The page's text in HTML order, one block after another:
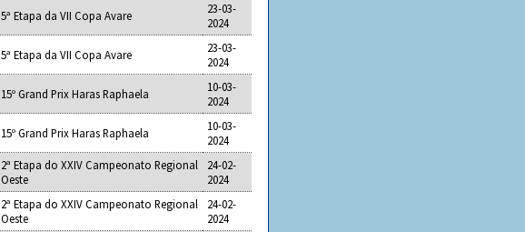
5ª Etapa da VII Copa Avare
23-03-
2024
5ª Etapa da VII Copa Avare
23-03-
2024
15º Grand Prix Haras Raphaela
10-03-
2024
15º Grand Prix Haras Raphaela
10-03-
2024
2ª Etapa do XXIV Campeonato Regional
Oeste
24-02-
2024
2ª Etapa do XXIV Campeonato Regional
Oeste
24-02-
2024